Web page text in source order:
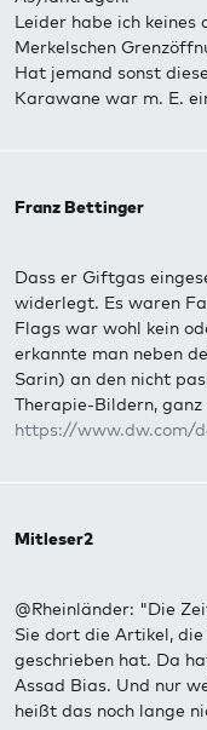
Leider habe ich keines
Merkelschen
Hat jemand sonst
Karawane war m. E.
Franz Bettinger
Dass er Giftgas
widerlegt. Es waren
Flags war wohl kein
erkannte man neben
Sarin) an den nicht
Therapie-Bildern,
https://www.dw.com/
Mitleser2
@Rheinländer: "Die
Sie dort die Artikel,
geschrieben hat. Da
Assad Bias. Und nur
heißt das noch lange